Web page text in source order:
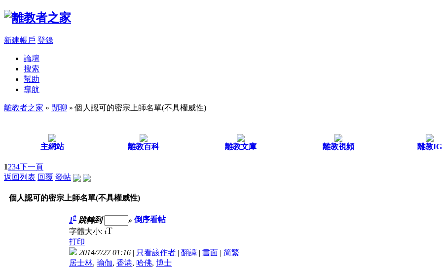
新建帳戶 登錄
論壇
搜索
幫助
導航
離教者之家 » 閒聊 » 個人認可的密宗上師名單(不具權威性)
主網站 離教百科 離教文庫 離教視頻 離教IG
1234下一頁
返回列表 回覆 發帖
個人認可的密宗上師名單(不具權威性)
1# 跳轉到 » 倒序看帖
字體大小: tT
打印
2014/7/27 01:16 | 只看該作者 | 翻譯 | 書面 | 简繁
居士林, 瑜伽, 香港, 哈佛, 博士